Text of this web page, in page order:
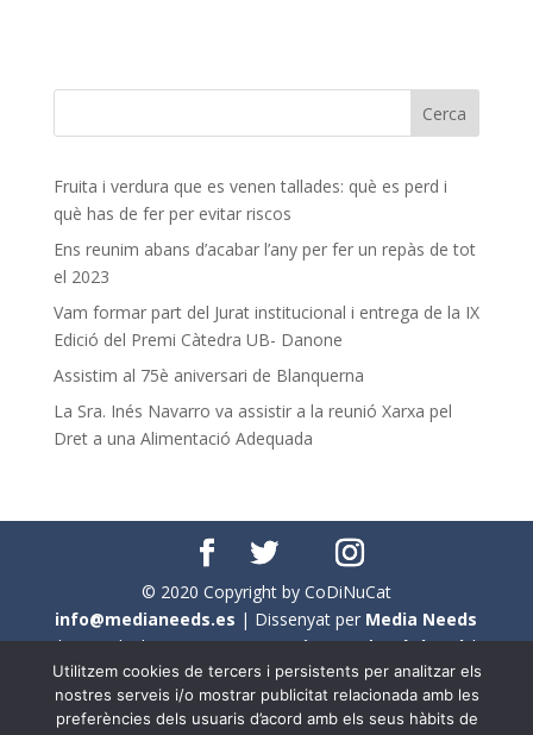
Fruita i verdura que es venen tallades: què es perd i
què has de fer per evitar riscos
Ens reunim abans d’acabar l’any per fer un repàs de tot
el 2023
Vam formar part del Jurat institucional i entrega de la IX
Edició del Premi Càtedra UB- Danone
Assistim al 75è aniversari de Blanquerna
La Sra. Inés Navarro va assistir a la reunió Xarxa pel
Dret a una Alimentació Adequada
© 2020 Copyright by CoDiNuCat
info@medianeeds.es | Dissenyat per Media Needs
| Tots els drets reservats aCoDiNuCat |Avís legal|
Avís per cookies
En aquest web s'ha tingut en compte l'ús no sexista del
Utilitzem cookies de tercers i persistents per analitzar els
nostres serveis i/o mostrar publicitat relacionada amb les
preferències dels usuaris d’acord amb els seus hàbits de